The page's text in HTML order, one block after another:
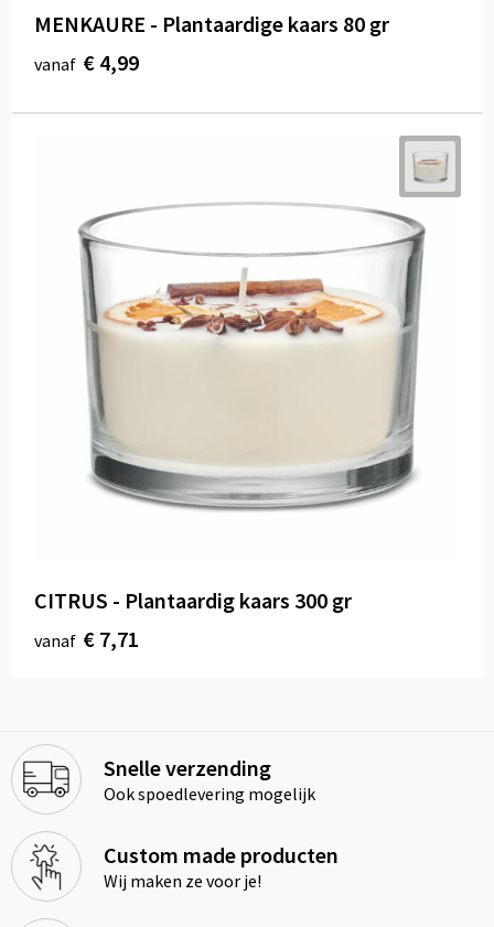
MENKAURE - Plantaardige kaars 80 gr
vanaf € 4,99
CITRUS - Plantaardig kaars 300 gr
vanaf € 7,71
Snelle verzending
Ook spoedlevering mogelijk
Custom made producten
Wij maken ze voor je!